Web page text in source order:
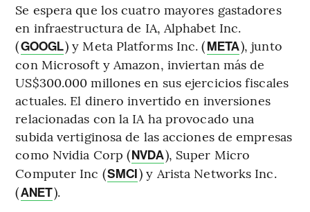
Se espera que los cuatro mayores gastadores
en infraestructura de IA, Alphabet Inc.
(GOOGL) y Meta Platforms Inc. (META), junto
con Microsoft y Amazon, inviertan más de
US$300.000 millones en sus ejercicios fiscales
actuales. El dinero invertido en inversiones
relacionadas con la IA ha provocado una
subida vertiginosa de las acciones de empresas
como Nvidia Corp (NVDA), Super Micro
Computer Inc (SMCI) y Arista Networks Inc.
(ANET).